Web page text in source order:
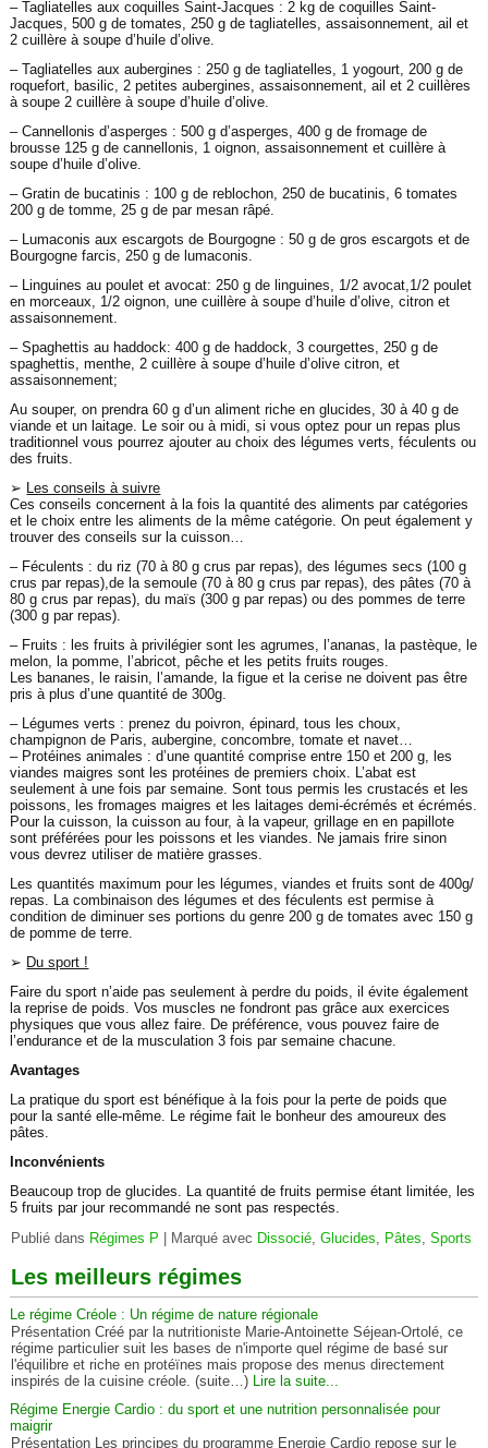
– Tagliatelles aux coquilles Saint-Jacques : 2 kg de coquilles Saint-
Jacques, 500 g de tomates, 250 g de tagliatelles, assaisonnement, ail et
2 cuillère à soupe d’huile d’olive.
– Tagliatelles aux aubergines : 250 g de tagliatelles, 1 yogourt, 200 g de
roquefort, basilic, 2 petites aubergines, assaisonnement, ail et 2 cuillères
à soupe 2 cuillère à soupe d’huile d’olive.
– Cannellonis d’asperges : 500 g d’asperges, 400 g de fromage de
brousse 125 g de cannellonis, 1 oignon, assaisonnement et cuillère à
soupe d’huile d’olive.
– Gratin de bucatinis : 100 g de reblochon, 250 de bucatinis, 6 tomates
200 g de tomme, 25 g de par mesan râpé.
– Lumaconis aux escargots de Bourgogne : 50 g de gros escargots et de
Bourgogne farcis, 250 g de lumaconis.
– Linguines au poulet et avocat: 250 g de linguines, 1/2 avocat,1/2 poulet
en morceaux, 1/2 oignon, une cuillère à soupe d’huile d’olive, citron et
assaisonnement.
– Spaghettis au haddock: 400 g de haddock, 3 courgettes, 250 g de
spaghettis, menthe, 2 cuillère à soupe d’huile d’olive citron, et
assaisonnement;
Au souper, on prendra 60 g d’un aliment riche en glucides, 30 à 40 g de
viande et un laitage. Le soir ou à midi, si vous optez pour un repas plus
traditionnel vous pourrez ajouter au choix des légumes verts, féculents ou
des fruits.
➢ Les conseils à suivre
Ces conseils concernent à la fois la quantité des aliments par catégories
et le choix entre les aliments de la même catégorie. On peut également y
trouver des conseils sur la cuisson…
– Féculents : du riz (70 à 80 g crus par repas), des légumes secs (100 g
crus par repas),de la semoule (70 à 80 g crus par repas), des pâtes (70 à
80 g crus par repas), du maïs (300 g par repas) ou des pommes de terre
(300 g par repas).
– Fruits : les fruits à privilégier sont les agrumes, l’ananas, la pastèque, le
melon, la pomme, l’abricot, pêche et les petits fruits rouges.
Les bananes, le raisin, l’amande, la figue et la cerise ne doivent pas être
pris à plus d’une quantité de 300g.
– Légumes verts : prenez du poivron, épinard, tous les choux,
champignon de Paris, aubergine, concombre, tomate et navet…
– Protéines animales : d’une quantité comprise entre 150 et 200 g, les
viandes maigres sont les protéines de premiers choix. L’abat est
seulement à une fois par semaine. Sont tous permis les crustacés et les
poissons, les fromages maigres et les laitages demi-écrémés et écrémés.
Pour la cuisson, la cuisson au four, à la vapeur, grillage en en papillote
sont préférées pour les poissons et les viandes. Ne jamais frire sinon
vous devrez utiliser de matière grasses.
Les quantités maximum pour les légumes, viandes et fruits sont de 400g/
repas. La combinaison des légumes et des féculents est permise à
condition de diminuer ses portions du genre 200 g de tomates avec 150 g
de pomme de terre.
➢ Du sport !
Faire du sport n’aide pas seulement à perdre du poids, il évite également
la reprise de poids. Vos muscles ne fondront pas grâce aux exercices
physiques que vous allez faire. De préférence, vous pouvez faire de
l’endurance et de la musculation 3 fois par semaine chacune.
Avantages
La pratique du sport est bénéfique à la fois pour la perte de poids que
pour la santé elle-même. Le régime fait le bonheur des amoureux des
pâtes.
Inconvénients
Beaucoup trop de glucides. La quantité de fruits permise étant limitée, les
5 fruits par jour recommandé ne sont pas respectés.
Publié dans Régimes P Marqué avec Dissocié,Glucides, Pâtes,Sports
Les meilleurs régimes
Le régime Créole : Un régime de nature régionale
Présentation Créé par la nutritioniste Marie-Antoinette Séjean-Ortolé, ce
régime particulier suit les bases de n'importe quel régime de basé sur
l'équilibre et riche en protéïnes mais propose des menus directement
inspirés de la cuisine créole. (suite…) Lire la suite...
Régime Energie Cardio : du sport et une nutrition personnalisée pour
maigrir
Présentation Les principes du programme Energie Cardio repose sur le